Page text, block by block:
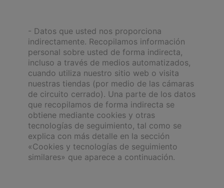
- Datos que usted nos proporciona
indirectamente. Recopilamos información
personal sobre usted de forma indirecta,
incluso a través de medios automatizados,
cuando utiliza nuestro sitio web o visita
nuestras tiendas (por medio de las cámaras
de circuito cerrado). Una parte de los datos
que recopilamos de forma indirecta se
obtiene mediante cookies y otras
tecnologías de seguimiento, tal como se
explica con más detalle en la sección
«Cookies y tecnologías de seguimiento
similares» que aparece a continuación.